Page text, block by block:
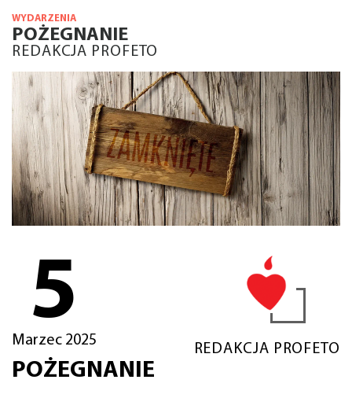
WYDARZENIA
POŻEGNANIE
REDAKCJA PROFETO
5
Marzec 2025
REDAKCJA PROFETO
POŻEGNANIE